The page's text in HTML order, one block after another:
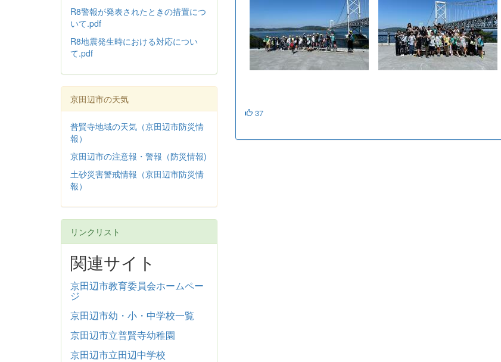
37
R8警報が発表されたときの措置につ
いて.pdf
R8地震発生時における対応につい
て.pdf
京田辺市の天気
普賢寺地域の天気（京田辺市防災情
報）
京田辺市の注意報・警報（防災情報)
土砂災害警戒情報（京田辺市防災情
報）
リンクリスト
関連サイト
京田辺市教育委員会ホームペー
ジ
京田辺市幼・小・中学校一覧
京田辺市立普賢寺幼稚園
京田辺市立田辺中学校